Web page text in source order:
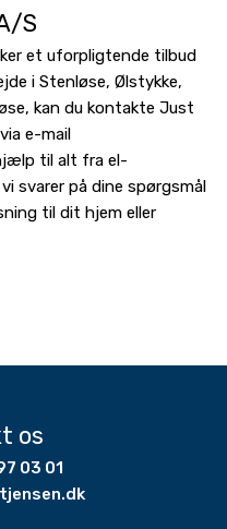
S
et uforpligtende tilbud
i Stenløse, Ølstykke,
kan du kontakte Just
e-mail
til alt fra el-
svarer på dine spørgsmål
til dit hjem eller
os​
03 01​